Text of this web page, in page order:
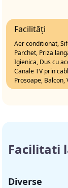
Facilități
Aer conditionat,
Parchet, Priza
Igienica, Dus cu
Canale TV prin
Prosoape, Balcon,
Facilitati
Diverse